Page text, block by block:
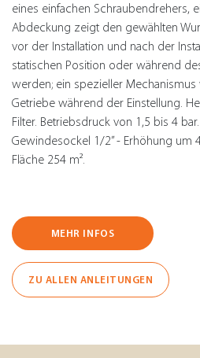
eines einfachen Schraubendrehers,
Abdeckung zeigt den gewählten
vor der Installation und nach der
statischen Position oder während
werden; ein spezieller
Getriebe während der Einstellung.
Filter. Betriebsdruck von 1,5 bis 4
Gewindesockel 1/2” - Erhöhung um
Fläche 254 m².
MEHR INFOS
ZU ALLEN ANLEITUNGEN